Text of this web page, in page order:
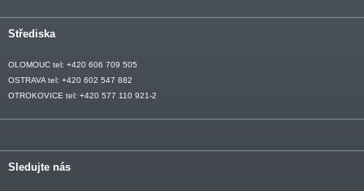
Střediska
OLOMOUC tel: +420 606 709 505
OSTRAVA tel: +420 602 547 882
OTROKOVICE tel: +420 577 110 921-2
Sledujte nás